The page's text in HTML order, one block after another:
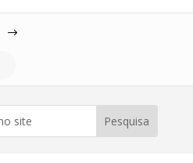
$